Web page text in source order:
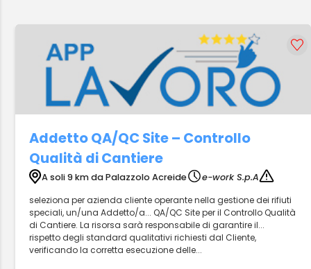
Addetto QA/QC Site – Controllo
Qualità di Cantiere
A soli 9 km da Palazzolo Acreide
e-work S.p.A
seleziona per azienda cliente operante nella gestione dei rifiuti
speciali, un/una Addetto/a... QA/QC Site per il Controllo Qualità
di Cantiere. La risorsa sarà responsabile di garantire il...
rispetto degli standard qualitativi richiesti dal Cliente,
verificando la corretta esecuzione delle...